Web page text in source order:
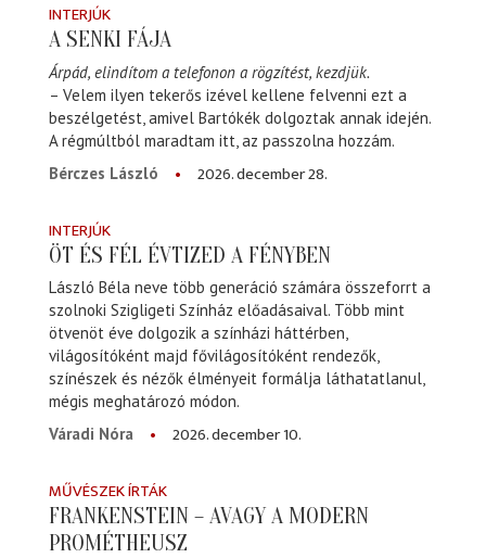
INTERJÚK
A SENKI FÁJA
Árpád, elindítom a telefonon a rögzítést, kezdjük.
– Velem ilyen tekerős izével kellene felvenni ezt a
beszélgetést, amivel Bartókék dolgoztak annak idején.
A régmúltból maradtam itt, az passzolna hozzám.
Bérczes László
2026. december 28.
INTERJÚK
ÖT ÉS FÉL ÉVTIZED A FÉNYBEN
László Béla neve több generáció számára összeforrt a
szolnoki Szigligeti Színház előadásaival. Több mint
ötvenöt éve dolgozik a színházi háttérben,
világosítóként majd fővilágosítóként rendezők,
színészek és nézők élményeit formálja láthatatlanul,
mégis meghatározó módon.
Váradi Nóra
2026. december 10.
MŰVÉSZEK ÍRTÁK
FRANKENSTEIN – AVAGY A MODERN
PROMÉTHEUSZ